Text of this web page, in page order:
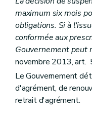
maximum six mois
obligations. Si à
conformée aux
Gouvernement peut
novembre 2013, art.
Le Gouvernement
d'agrément, de
retrait d'agrément.